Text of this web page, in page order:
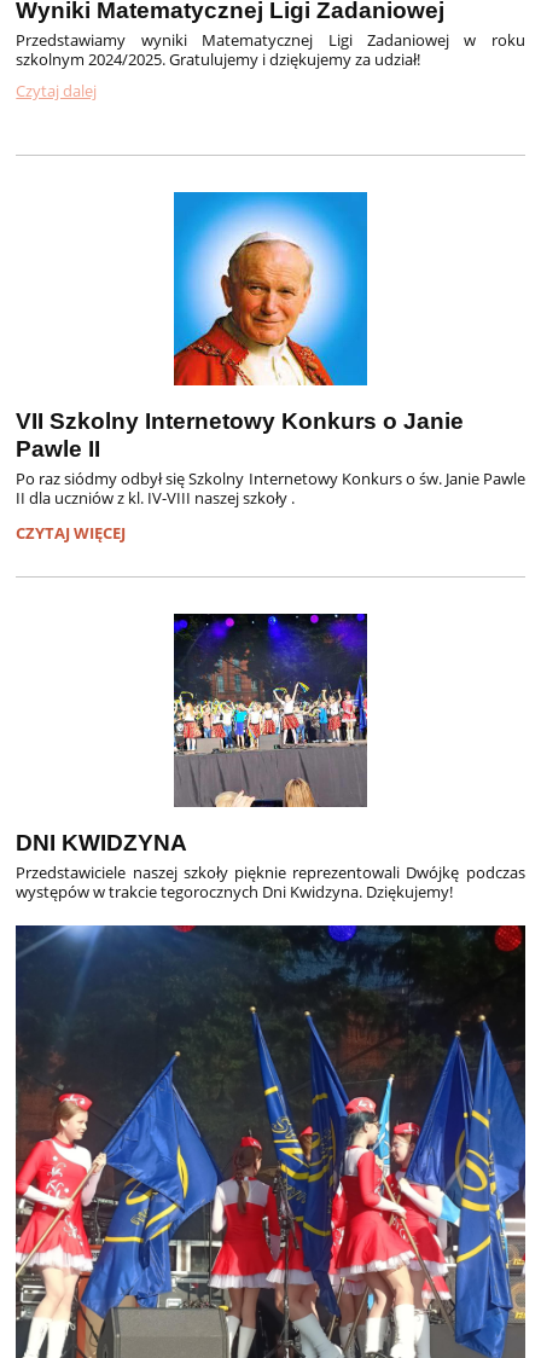
Wyniki Matematycznej Ligi Zadaniowej
Przedstawiamy wyniki Matematycznej Ligi Zadaniowej w roku
szkolnym 2024/2025. Gratulujemy i dziękujemy za udział!
Czytaj dalej
VII Szkolny Internetowy Konkurs o Janie
Pawle II
Po raz siódmy odbył się Szkolny Internetowy Konkurs o św. Janie Pawle
II dla uczniów z kl. IV-VIII naszej szkoły .
VII
INTERNETOWY
CZYTAJ WIĘCEJ
DNI KWIDZYNA
Przedstawiciele naszej szkoły pięknie reprezentowali Dwójkę podczas
występów w trakcie tegorocznych Dni Kwidzyna. Dziękujemy!